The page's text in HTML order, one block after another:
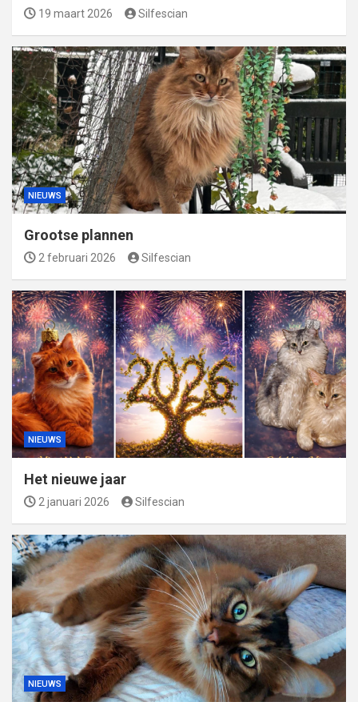
19 maart 2026 Silfescian
NIEUWS
Grootse plannen
2 februari 2026 Silfescian
NIEUWS
Het nieuwe jaar
2 januari 2026 Silfescian
NIEUWS